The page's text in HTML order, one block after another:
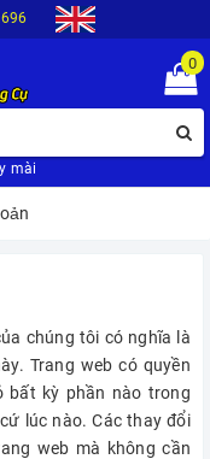
0
mài
chúng tôi có nghĩa là
Trang web có quyền
bất kỳ phần nào trong
lúc nào. Các thay đổi
web mà không cần